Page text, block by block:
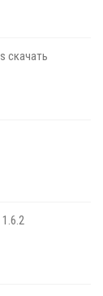
скачать